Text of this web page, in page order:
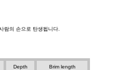
람의 손으로 탄생됩니다.
Depth Brim length